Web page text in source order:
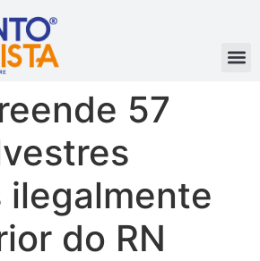
57
ilegalmente
do RN